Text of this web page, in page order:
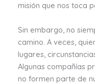
misión que nos toca
Sin embargo, no
camino. A veces,
lugares,
Algunas compañías
no formen parte de